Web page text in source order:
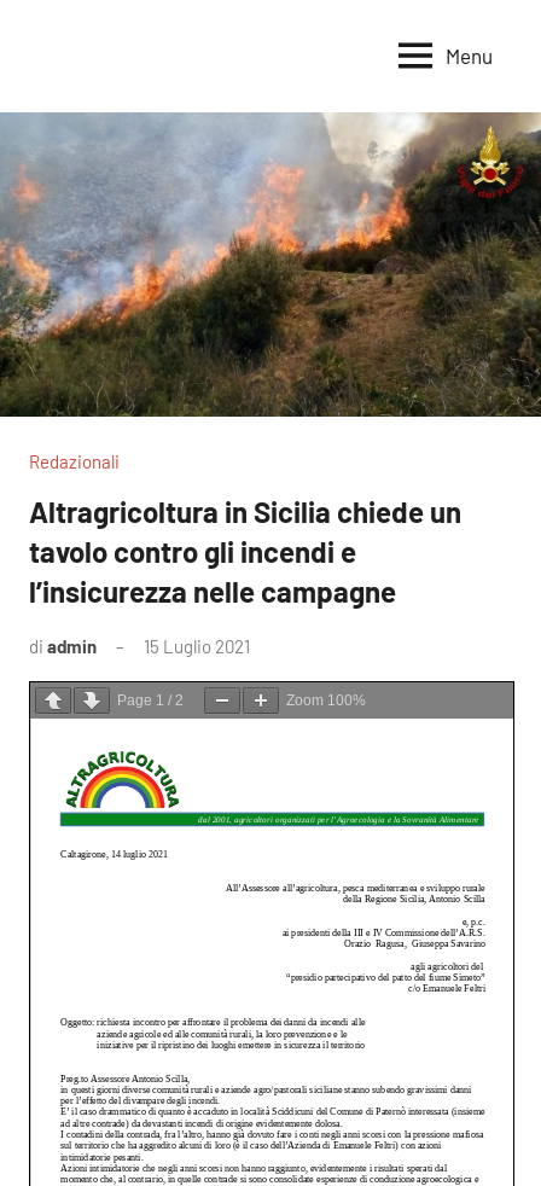
per
la
Terra
Sovranità
Alimentare
Menu
Redazionali
Altragricoltura in Sicilia chiede un
tavolo contro gli incendi e
l’insicurezza nelle campagne
di admin 15 Luglio 2021
commento
Page 1 / 2 Zoom 100%